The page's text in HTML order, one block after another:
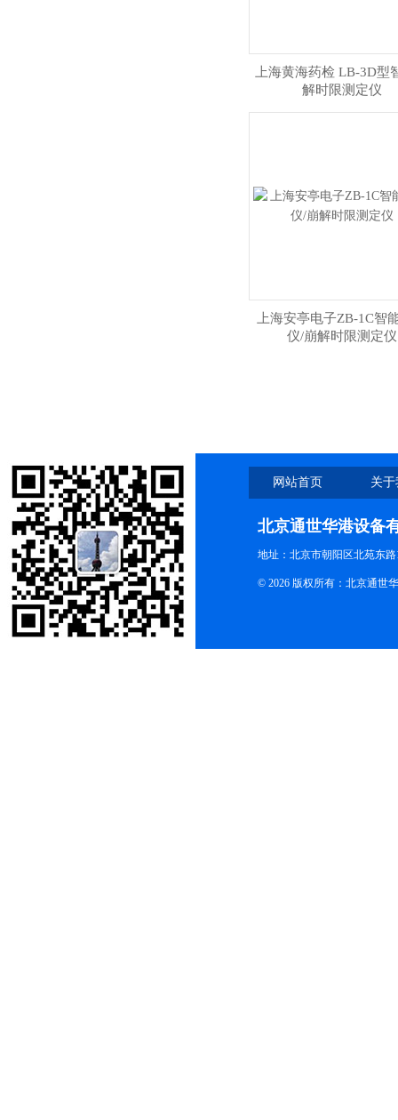
上海黄海药检 LB-3D型
解时限测定仪
上海安亭电子ZB-1C智
仪/崩解时限测定仪
网站首页 关
北京通世华港设备
地址：北京市朝阳区北苑东路
© 2026 版权所有：北京通世